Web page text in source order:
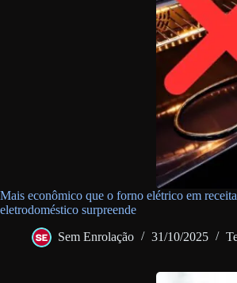
Mais econômico que o forno elétrico em
eletrodoméstico surpreende
Sem Enrolação 31/10/2025